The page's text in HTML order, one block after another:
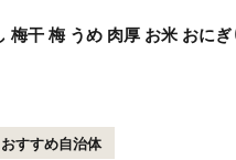
干 梅 うめ 肉厚 お米 おに
おすすめ自治体